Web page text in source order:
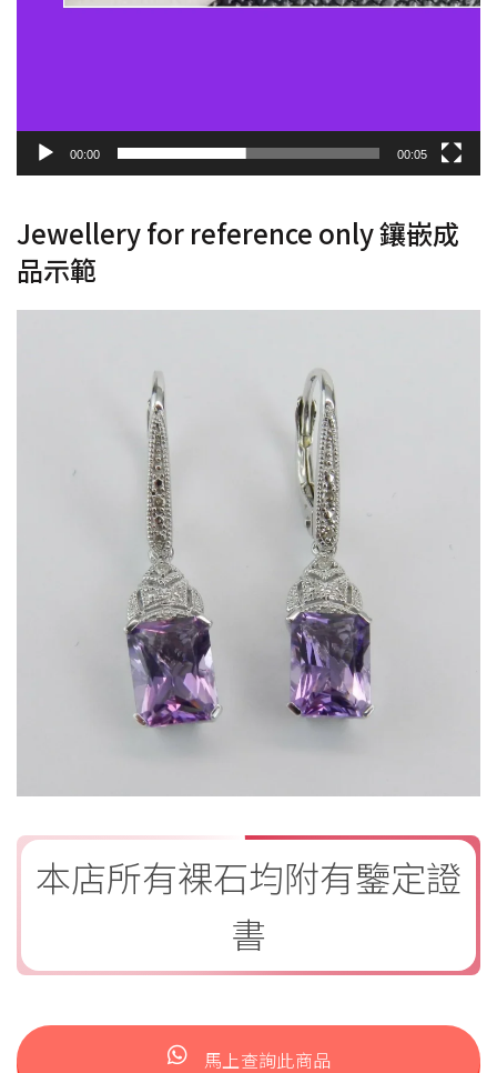
00:00 00:05
Jewellery for reference only 鑲嵌成
品示範
本店所有裸石均附有鑒定證
書
馬上查詢此商品